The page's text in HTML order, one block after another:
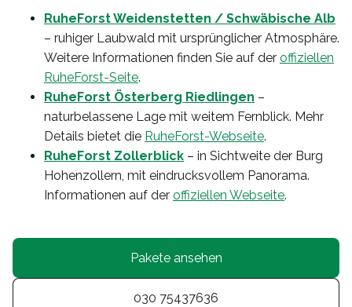
RuheForst Weidenstetten / Schwäbische Alb
– ruhiger Laubwald mit ursprünglicher Atmosphäre.
Weitere Informationen finden Sie auf der offiziellen
RuheForst-Seite.
RuheForst Österberg Riedlingen –
naturbelassene Lage mit weitem Fernblick. Mehr
Details bietet die RuheForst-Webseite.
RuheForst Zollerblick – in Sichtweite der Burg
Hohenzollern, mit eindrucksvollem Panorama.
Informationen auf der offiziellen Webseite.
Pakete ansehen
030 75437636